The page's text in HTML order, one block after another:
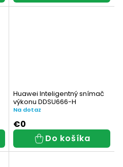
Huawei Inteligentný snímač
výkonu DDSU666-H
Na dotaz
€0
Do košíka